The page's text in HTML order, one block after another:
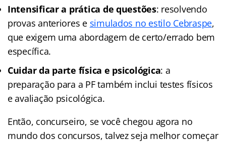
Intensificar a prática de questões: resolvendo
provas anteriores e simulados no estilo Cebraspe,
que exigem uma abordagem de certo/errado bem
específica.
Cuidar da parte física e psicológica: a
preparação para a PF também inclui testes físicos
e avaliação psicológica.
Então, concurseiro, se você chegou agora no
mundo dos concursos, talvez seja melhor começar